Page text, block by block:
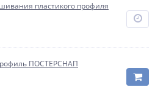
пластикого профиля
ПОСТЕРСНАП